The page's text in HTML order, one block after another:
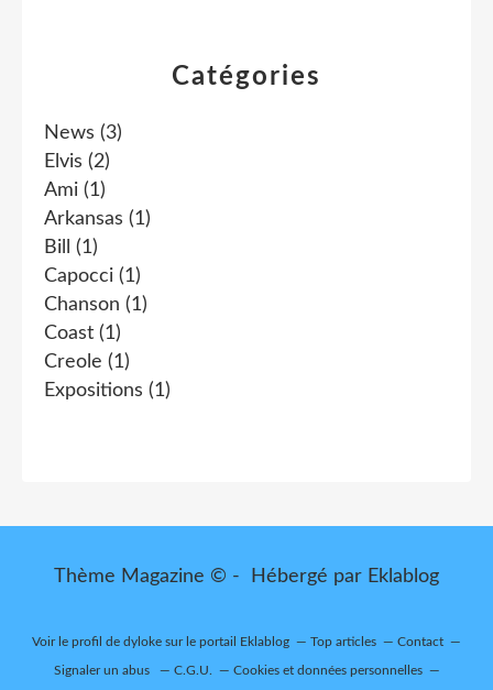
Catégories
News (3)
Elvis (2)
Ami (1)
Arkansas (1)
Bill
(1)
Capocci (1)
Chanson (1)
Coast (1)
Creole (1)
Expositions (1)
Thème Magazine © - Hébergé par Eklablog
Voir le profil de dyloke sur le portail Eklablog Top articles Contact
Signaler un abus C.G.U. Cookies et données personnelles